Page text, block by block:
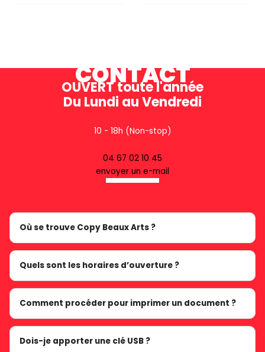
CONTACT
OUVERT toute l'année
Du Lundi au Vendredi
10 - 18h (Non-stop)
04 67 02 10 45
envoyer un e-mail
Où se trouve Copy Beaux Arts ?
Quels sont les horaires d’ouverture ?
Comment procéder pour imprimer un document ?
Dois-je apporter une clé USB ?